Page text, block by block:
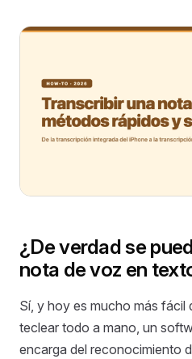
¿De verdad se
nota de voz en
Sí, y hoy es mucho más fácil
teclear todo a mano, un
encarga del reconocimiento